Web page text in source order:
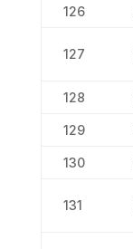
126
127
128
129
130
131